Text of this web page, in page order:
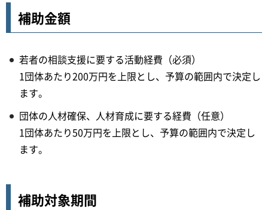
補助金額
若者の相談支援に要する活動経費（必須）
1団体あたり200万円を上限とし、予算の範囲内で決定し
ます。
団体の人材確保、人材育成に要する経費（任意）
1団体あたり50万円を上限とし、予算の範囲内で決定し
ます。
補助対象期間